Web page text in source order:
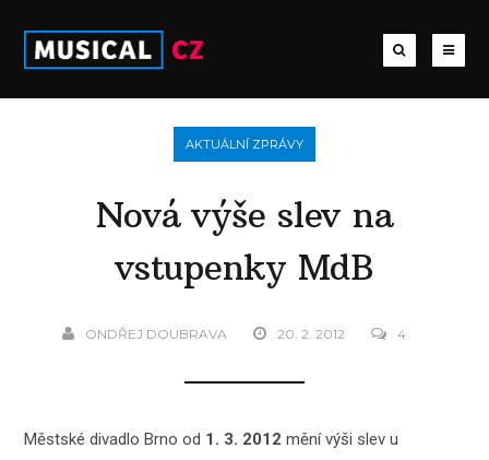
AKTUÁLNÍ ZPRÁVY
Nová výše slev na
vstupenky MdB
ONDŘEJ DOUBRAVA 20. 2. 2012 4
Městské divadlo Brno od 1. 3. 2012 mění výši slev u